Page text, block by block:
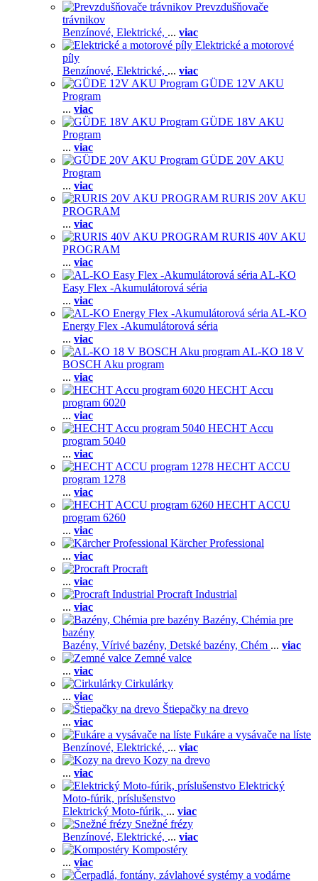
Prevzdušňovače
trávnikov
Benzínové, Elektrické, ... viac
Elektrické a motorové
píly
Benzínové, Elektrické, ... viac
GÜDE 12V AKU
Program
... viac
GÜDE 18V AKU
Program
... viac
GÜDE 20V AKU
Program
... viac
RURIS 20V AKU
PROGRAM
... viac
RURIS 40V AKU
PROGRAM
... viac
AL-KO
Easy Flex -Akumulátorová séria
... viac
AL-KO
Energy Flex -Akumulátorová séria
... viac
AL-KO 18 V
BOSCH Aku program
... viac
HECHT Accu
program 6020
... viac
HECHT Accu
program 5040
... viac
HECHT ACCU
program 1278
... viac
HECHT ACCU
program 6260
... viac
Kärcher Professional
... viac
Procraft
... viac
Procraft Industrial
... viac
Bazény, Chémia pre
bazény
Bazény, Vírivé bazény, Detské bazény, Chém ... viac
Zemné valce
... viac
Cirkulárky
... viac
Štiepačky na drevo
... viac
Fukáre a vysávače na líste
Benzínové, Elektrické, ... viac
Kozy na drevo
... viac
Elektrický
Moto-fúrik, príslušenstvo
Elektrický Moto-fúrik, ... viac
Snežné frézy
Benzínové, Elektrické, ... viac
Kompostéry
... viac